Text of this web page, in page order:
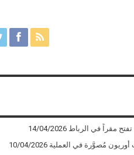
مقراً في الرباط 14/04/2026
10/04/2026